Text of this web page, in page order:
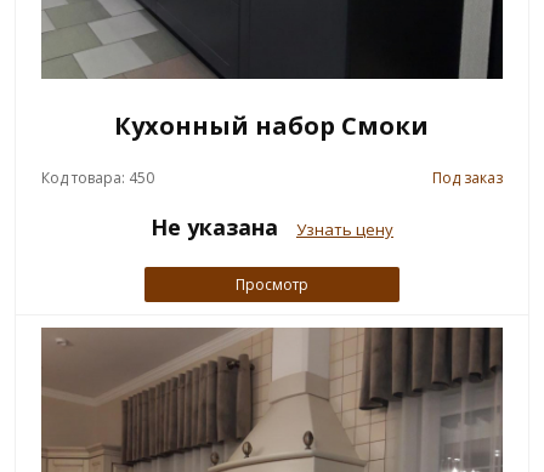
Кухонный набор Смоки
Код товара: 450 Под заказ
Не указана Узнать цену
Просмотр